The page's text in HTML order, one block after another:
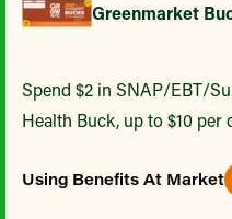
Greenmarket
Spend $2 in SNAP/EBT/
Health Buck, up to $10 per
Using Benefits At Market